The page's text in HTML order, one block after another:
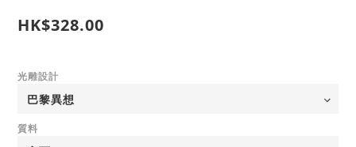
HK$328.00
光雕設計
質料